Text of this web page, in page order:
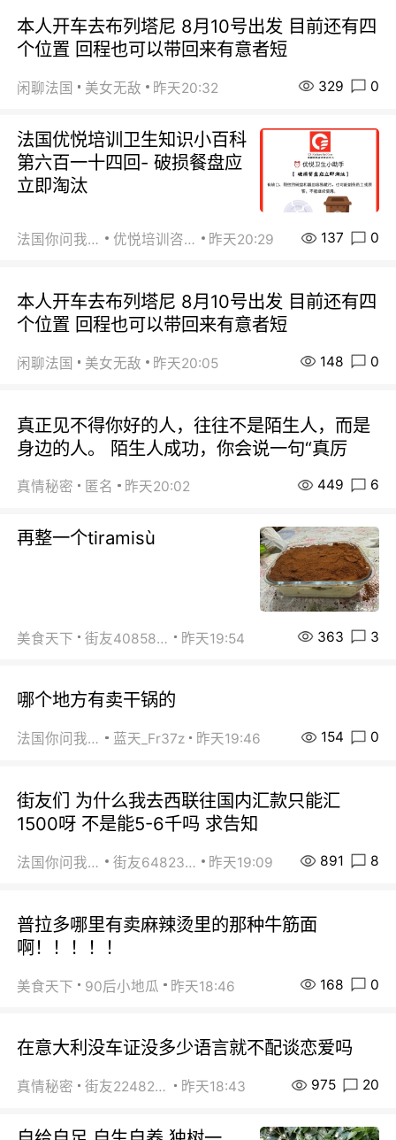
本人开车去布列塔尼 8月10号出发 目前还有四
个位置 回程也可以带回来有意者短
闲聊法国 美女无敌 昨天20:32 329 0
法国优悦培训卫生知识小百科
第六百一十四回- 破损餐盘应
立即淘汰
法国你问我答 优悦培训咨询 昨天20:29 137 0
本人开车去布列塔尼 8月10号出发 目前还有四
个位置 回程也可以带回来有意者短
闲聊法国 美女无敌 昨天20:05 148 0
真正见不得你好的人，往往不是陌生人，而是
身边的人。 陌生人成功，你会说一句“真厉
真情秘密 匿名 昨天20:02 449 6
再整一个tiramisù
美食天下 街友40858442 昨天19:54 363 3
哪个地方有卖干锅的
法国你问我答 蓝天_Fr37z 昨天19:46 154 0
街友们 为什么我去西联往国内汇款只能汇
1500呀 不是能5-6千吗 求告知
法国你问我答 街友64823891 昨天19:09 891 8
普拉多哪里有卖麻辣烫里的那种牛筋面
啊！！！！！
美食天下 90后小地瓜 昨天18:46 168 0
在意大利没车证没多少语言就不配谈恋爱吗
真情秘密 街友22482465 昨天18:43 975 20